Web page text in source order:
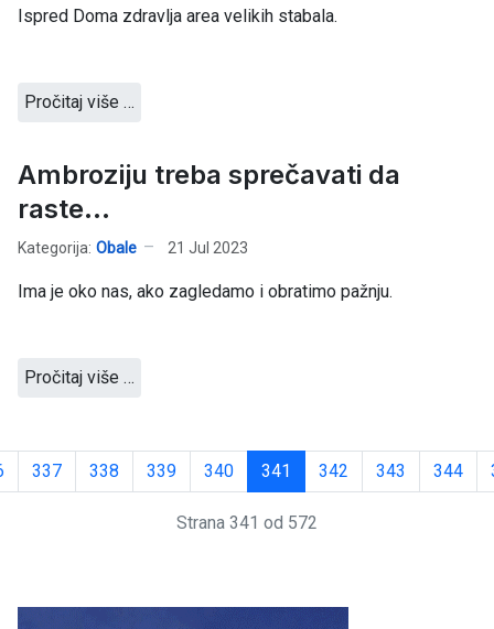
Ispred Doma zdravlja area velikih stabala.
Pročitaj više …
Ambroziju treba sprečavati da
raste...
Kategorija: Obale 21 Jul 2023
Ima je oko nas, ako zagledamo i obratimo pažnju.
Pročitaj više …
337 338 339 340 341 342 343 344
Strana 341 od 572